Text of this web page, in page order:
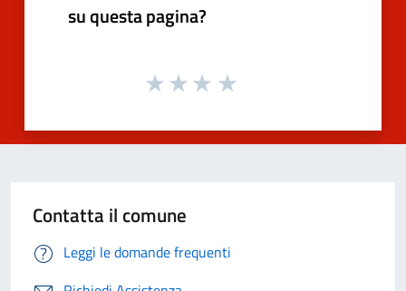
su questa pagina?
Contatta il comune
Leggi le domande frequenti